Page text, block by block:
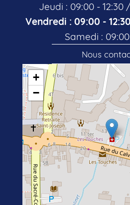
+
−
Jeudi : 09:00 - 12:30
Vendredi : 09:00 -
Samedi : 09:00
Nous